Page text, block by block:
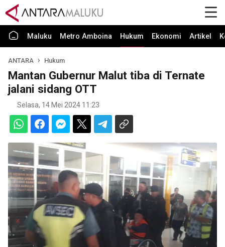
Maluku Metro Amboina Hukum Ekonomi Artikel
ANTARA Hukum
Mantan Gubernur Malut tiba di Ternate
jalani sidang OTT
Selasa, 14 Mei 2024 11:23